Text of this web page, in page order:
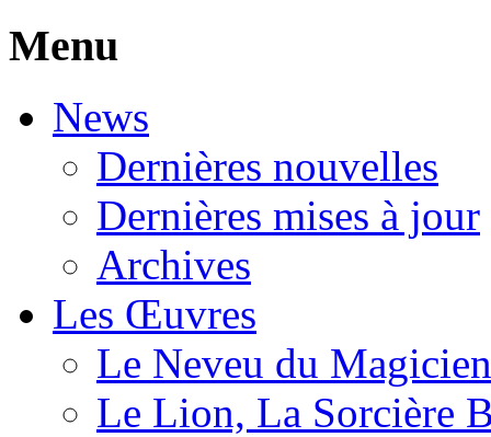
Menu
News
Dernières nouvelles
Dernières mises à jour
Archives
Les Œuvres
Le Neveu du Magicien
Le Lion, La Sorcière